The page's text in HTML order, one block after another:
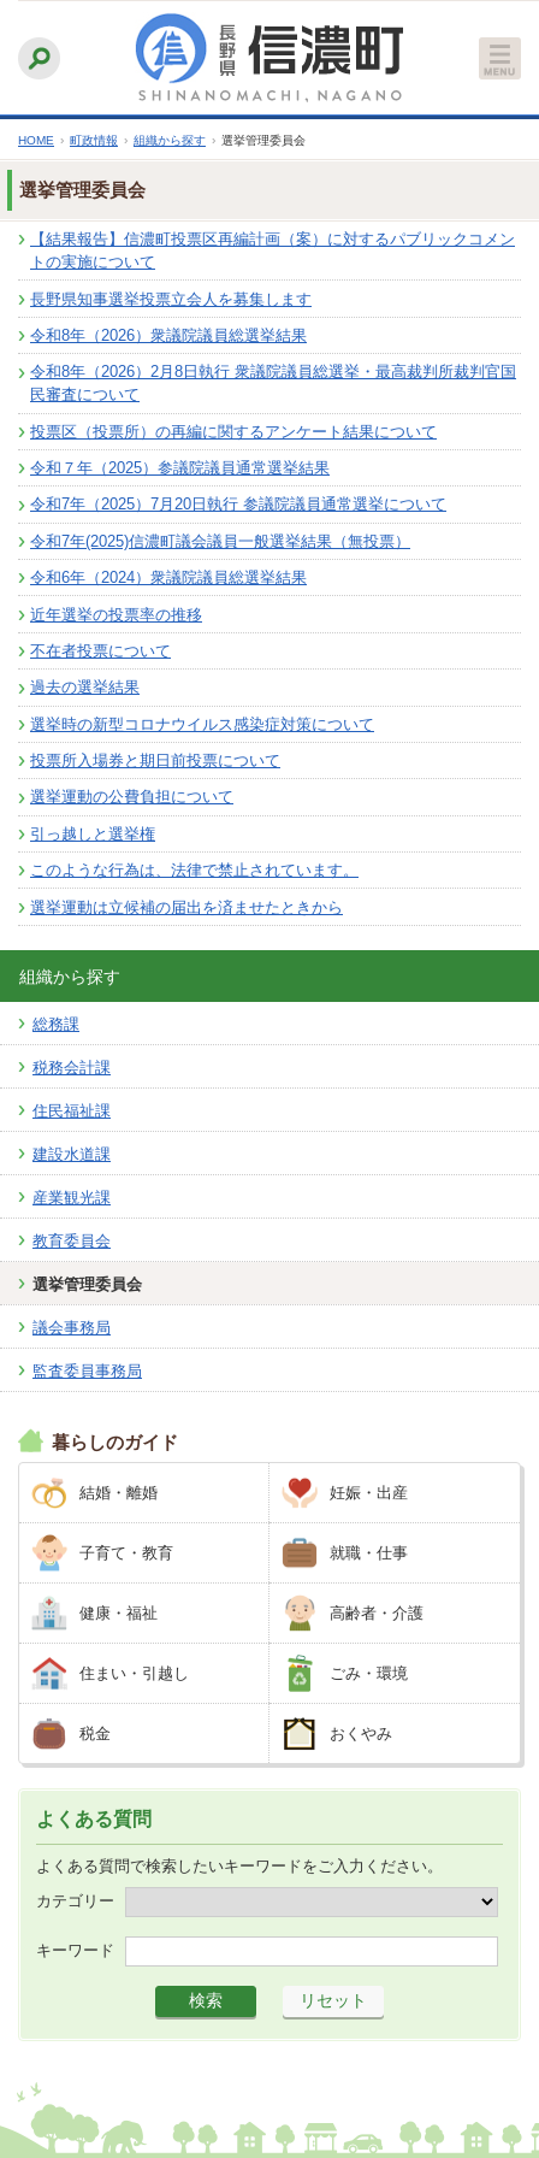
文
へ
ふりがなをつける
文字サイズ
縮小 標準 拡大
HOME › 町政情報 › 組織から探す › 選挙管理委員会
選挙管理委員会
【結果報告】信濃町投票区再編計画（案）に対するパブリックコメン
トの実施について
長野県知事選挙投票立会人を募集します
令和8年（2026）衆議院議員総選挙結果
令和8年（2026）2月8日執行 衆議院議員総選挙・最高裁判所裁判官国
民審査について
投票区（投票所）の再編に関するアンケート結果について
令和７年（2025）参議院議員通常選挙結果
令和7年（2025）7月20日執行 参議院議員通常選挙について
令和7年(2025)信濃町議会議員一般選挙結果（無投票）
令和6年（2024）衆議院議員総選挙結果
近年選挙の投票率の推移
不在者投票について
過去の選挙結果
選挙時の新型コロナウイルス感染症対策について
投票所入場券と期日前投票について
選挙運動の公費負担について
引っ越しと選挙権
このような行為は、法律で禁止されています。
選挙運動は立候補の届出を済ませたときから
組織から探す
総務課
税務会計課
住民福祉課
建設水道課
産業観光課
教育委員会
選挙管理委員会
議会事務局
監査委員事務局
暮らしのガイド
結婚・離婚 妊娠・出産
子育て・教育 就職・仕事
健康・福祉 高齢者・介護
住まい・引越し ごみ・環境
税金 おくやみ
よくある質問
よくある質問で検索したいキーワードをご入力ください。
カテゴリー
キーワード